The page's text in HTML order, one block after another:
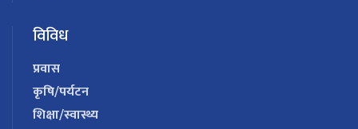
विविध
प्रवास
कृषि/पर्यटन
शिक्षा/स्वास्थ्य